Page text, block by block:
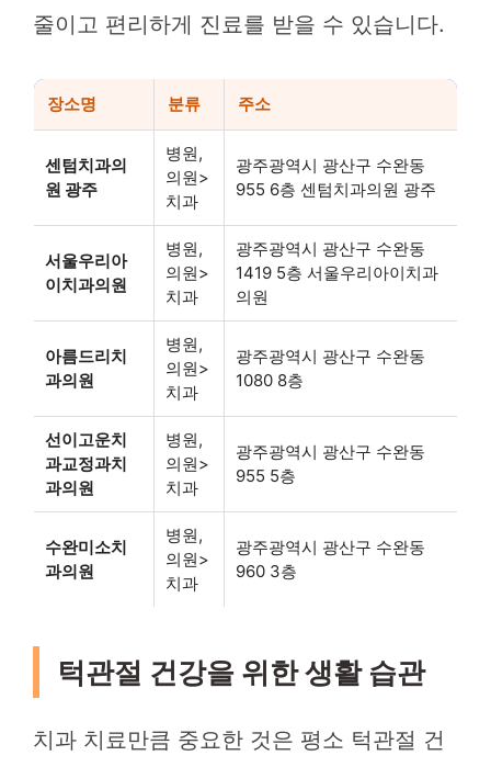
줄이고 편리하게 진료를 받을 수 있습니다.
장소명 분류 주소
센텀치과의
원 광주
병원,
의원>
치과
광주광역시 광산구 수완동
955 6층 센텀치과의원 광주
서울우리아
이치과의원
병원,
의원>
치과
광주광역시 광산구 수완동
1419 5층 서울우리아이치과
의원
아름드리치
과의원
병원,
의원>
치과
광주광역시 광산구 수완동
1080 8층
선이고운치
과교정과치
과의원
병원,
의원>
치과
광주광역시 광산구 수완동
955 5층
수완미소치
과의원
병원,
의원>
치과
광주광역시 광산구 수완동
960 3층
턱관절 건강을 위한 생활 습관
치과 치료만큼 중요한 것은 평소 턱관절 건